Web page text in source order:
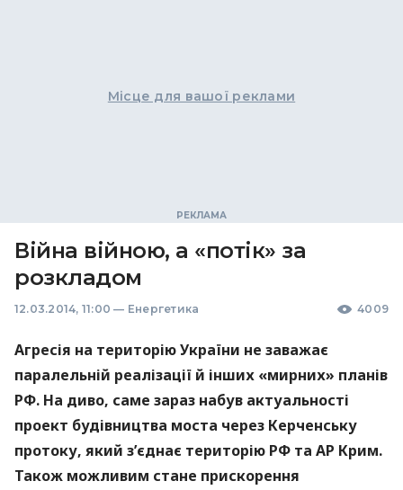
Місце для вашої реклами
Війна війною, а «потік» за
розкладом
12.03.2014, 11:00 — Енергетика 4009
Агресія на територію України не заважає
паралельній реалізації й інших «мирних» планів
РФ. На диво, саме зараз набув актуальності
проект будівництва моста через Керченську
протоку, який з’єднає територію РФ та АР Крим.
Також можливим стане прискорення